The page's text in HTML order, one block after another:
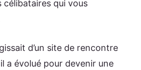
célibataires qui vous
d’un site de rencontre
a évolué pour devenir une